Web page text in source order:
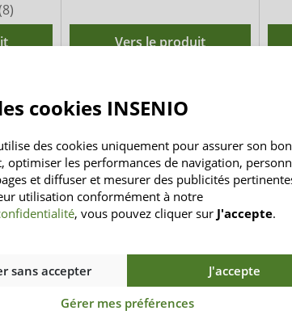
Vers le produit
Seni Fix Plus
cookies INSENIO
des cookies uniquement pour assurer son bon
optimiser les performances de navigation,
et diffuser et mesurer des publicités
utilisation conformément à notre
, vous pouvez cliquer sur J'accepte.
sans accepter
J'accepte
Gérer mes préférences